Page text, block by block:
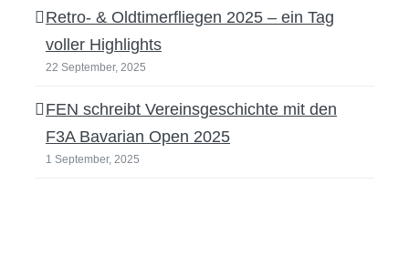
Retro- & Oldtimerfliegen 2025 – ein Tag
voller Highlights
22 September, 2025
FEN schreibt Vereinsgeschichte mit den
F3A Bavarian Open 2025
1 September, 2025